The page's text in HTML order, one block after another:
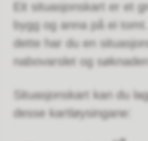
Eit situasjonskart er et
bygg og anna på ei
dette har du en
nabovarslet og
Situasjonskart kan du
desse kartløysingane: